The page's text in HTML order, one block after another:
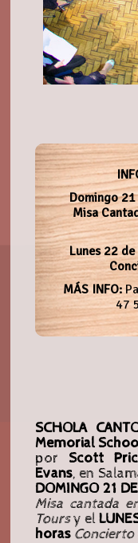
Domingo
Misa
Lunes 22
MÁS INFO:
47
SCHOLA
Memorial
por Scott
Evans, en
DOMINGO 21
Misa cantada
Toursy el
horas Concierto